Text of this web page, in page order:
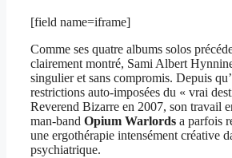
[field name=iframe]
Comme ses quatre albums solos
clairement montré, Sami Albert
singulier et sans compromis. Depuis
restrictions auto-imposées du « vrai
Reverend Bizarre en 2007, son travail
man-band Opium Warlords a parfois
une ergothérapie intensément créative
psychiatrique.